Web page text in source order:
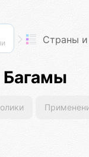
Страны
Багамы